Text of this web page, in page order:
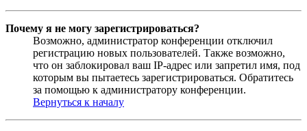
Почему я не могу зарегистрироваться?
Возможно, администратор конференции отключил
регистрацию новых пользователей. Также возможно,
что он заблокировал ваш IP-адрес или запретил имя, под
которым вы пытаетесь зарегистрироваться. Обратитесь
за помощью к администратору конференции.
Вернуться к началу